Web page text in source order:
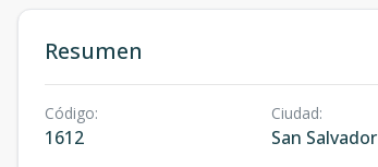
Resumen
Código:
1612
Ciudad:
San Salvador